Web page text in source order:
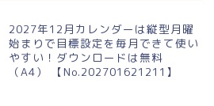
2027年12月カレンダーは縦型月曜
始まりで目標設定を毎月できて使い
やすい！ダウンロードは無料
（A4） 【No.202701621211】